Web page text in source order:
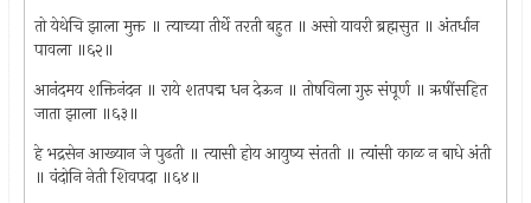
तो येथेचि झाला मुक्त ॥ त्याच्या तीर्थे तरती बहुत ॥ असो यावरी ब्रह्मसुत ॥ अंतर्धान
पावला ॥६२॥
आनंदमय शक्तिनंदन ॥ राये शतपद्म धन देऊन ॥ तोषविला गुरु संपूर्ण ॥ ऋषींसहित
जाता झाला ॥६३॥
हे भद्रसेन आख्यान जे पुढती ॥ त्यासी होय आयुष्य संतती ॥ त्यांसी काळ न बाधे अंती
॥ वंदोनि नेती शिवपदा ॥६४॥